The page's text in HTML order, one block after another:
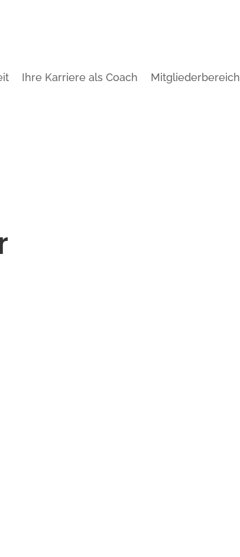
Ihre Karriere als Coach Mitgliederbereich